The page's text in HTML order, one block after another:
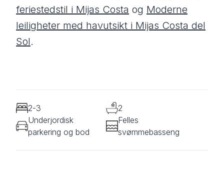
feriestedstil i Mijas Costa og Moderne
leiligheter med havutsikt i Mijas Costa del
Sol.
2-3
2
Underjordisk
parkering og bod
Felles
svømmebasseng